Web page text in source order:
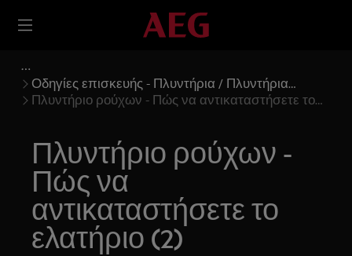
Οδηγίες επισκευής - Πλυντήρια / Πλυντήρια
Στεγνωτήρια
Πλυντήριο ρούχων - Πώς να αντικαταστήσετε το
Πλυντήριο ρούχων -
Πώς να
αντικαταστήσετε το
ελατήριο (2)